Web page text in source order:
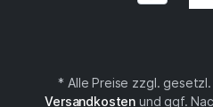
* Alle Preise zzgl.
Versandkosten und ggf.